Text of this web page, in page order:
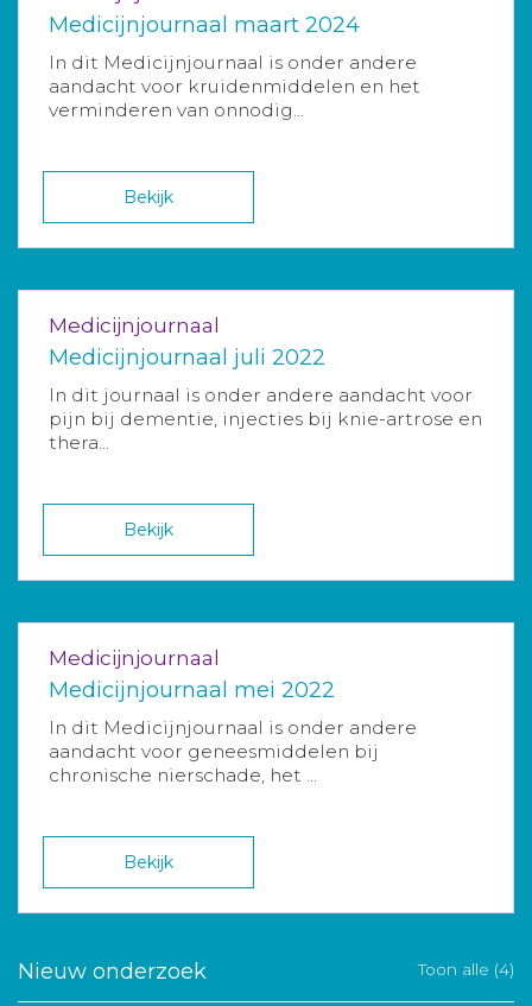
Medicijnjournaal maart 2024
In dit Medicijnjournaal is onder andere
aandacht voor kruidenmiddelen en het
verminderen van onnodig...
Bekijk
Medicijnjournaal
Medicijnjournaal juli 2022
In dit journaal is onder andere aandacht voor
pijn bij dementie, injecties bij knie-artrose en
thera...
Bekijk
Medicijnjournaal
Medicijnjournaal mei 2022
In dit Medicijnjournaal is onder andere
aandacht voor geneesmiddelen bij
chronische nierschade, het ...
Bekijk
Nieuw onderzoek Toon alle (4)